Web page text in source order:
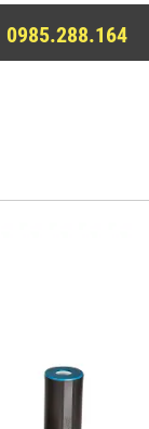
0985.288.164